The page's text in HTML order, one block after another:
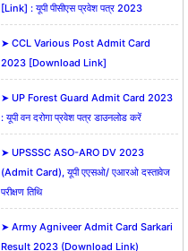
[Link] : यूपी पीसीएस प्रवेश पत्र 2023
➤ CCL Various Post Admit Card
2023 [Download Link]
➤ UP Forest Guard Admit Card 2023
: यूपी वन दरोगा प्रवेश पत्र डाउनलोड करें
➤ UPSSSC ASO-ARO DV 2023
(Admit Card), यूपी एएसओ/ एआरओ दस्तावेज
परीक्षण तिथि
➤ Army Agniveer Admit Card Sarkari
Result 2023 (Download Link)